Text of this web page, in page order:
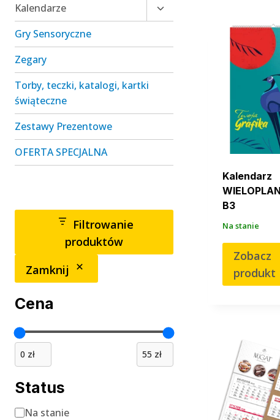
Kalendarz
B3
Na stanie
Zobacz
produkt
Kalendarze
Przełącz
menu
Gry Sensoryczne
Zegary
Torby, teczki, katalogi, kartki
świąteczne
Zestawy Prezentowe
OFERTA SPECJALNA
Filtrowanie
produktów
Zamknij
Cena
Status
Status
Na stanie